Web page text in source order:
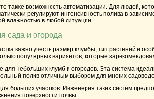
также возможность автоматизации. Для людей,
регулируют интенсивность полива в
влажностью в любой ситуации.
сада и огорода
важно учесть размер клумбы, тип растений и
популярных вариантов, которые
для небольших клумб и огородов. Эта система
полив отличным выбором для многих
больших участков. Инженерия таких систем
поверхности почвы.